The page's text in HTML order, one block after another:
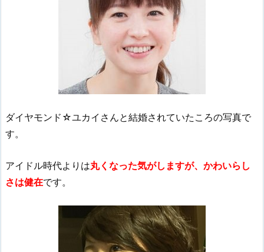
ダイヤモンド☆ユカイさんと結婚されていたころの写真で
す。
アイドル時代よりは丸くなった気がしますが、かわいらし
さは健在です。